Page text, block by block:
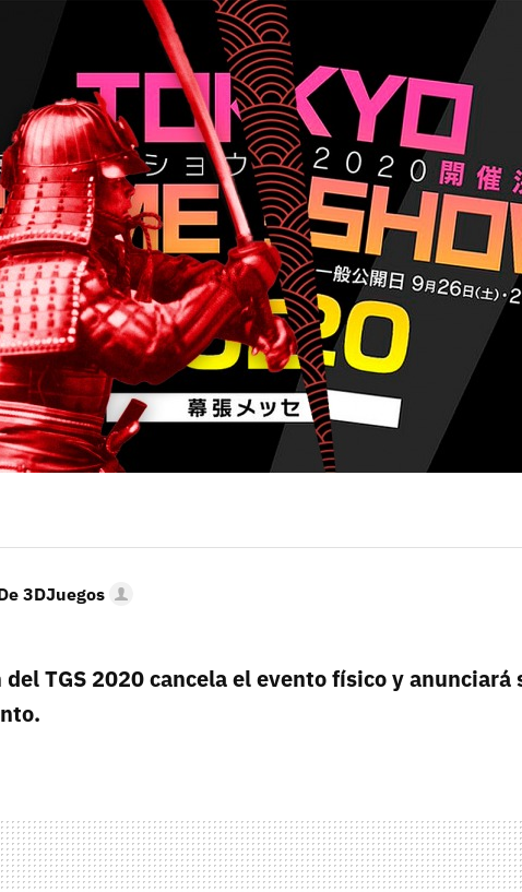
3DJuegos
TGS 2020 cancela el evento físico y anunciará